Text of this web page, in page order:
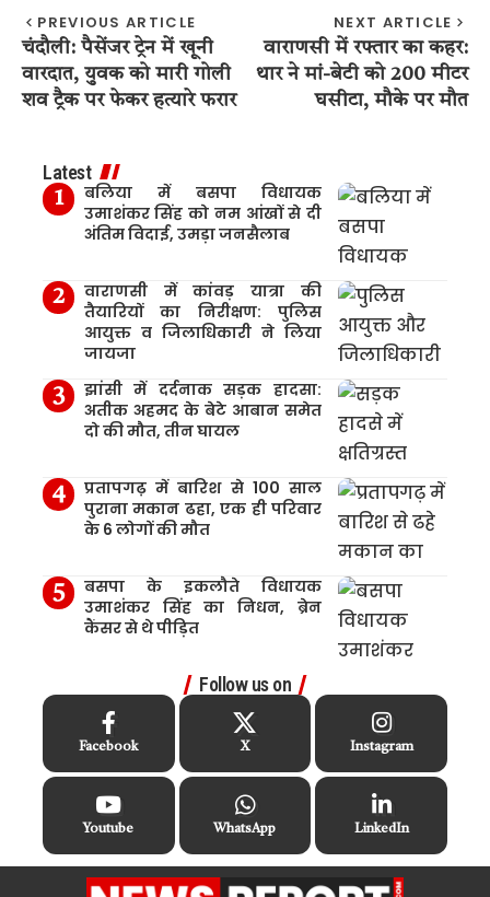
PREVIOUS ARTICLE
चंदौली: पैसेंजर ट्रेन में खूनी
वारदात, युवक को मारी गोली
शव ट्रैक पर फेकर हत्यारे फरार
NEXT ARTICLE
वाराणसी में रफ्तार का कहर:
थार ने मां-बेटी को 200 मीटर
घसीटा, मौके पर मौत
Latest
बलिया में बसपा विधायक
उमाशंकर सिंह को नम आंखों से दी
अंतिम विदाई, उमड़ा जनसैलाब
वाराणसी में कांवड़ यात्रा की
तैयारियों का निरीक्षण: पुलिस
आयुक्त व जिलाधिकारी ने लिया
जायजा
झांसी में दर्दनाक सड़क हादसा:
अतीक अहमद के बेटे आबान समेत
दो की मौत, तीन घायल
प्रतापगढ़ में बारिश से 100 साल
पुराना मकान ढहा, एक ही परिवार
के 6 लोगों की मौत
बसपा के इकलौते विधायक
उमाशंकर सिंह का निधन, ब्रेन
कैंसर से थे पीड़ित
Follow us on
Facebook X Instagram
Youtube WhatsApp LinkedIn